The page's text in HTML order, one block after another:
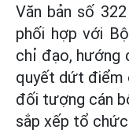
Văn bản số
phối hợp với
chỉ đạo, hướng
quyết dứt điểm
đối tượng cán
sắp xếp tổ